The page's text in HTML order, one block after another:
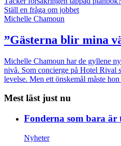
Ställ en fråga om jobbet
Michelle Chamoun
”Gästerna blir mina
Michelle Chamoun har de gyllene
nivå. Som concierge på Hotel Rival
levelse. Men ett önskemål måste
Mest läst just nu
Fonderna som bara
Nyheter